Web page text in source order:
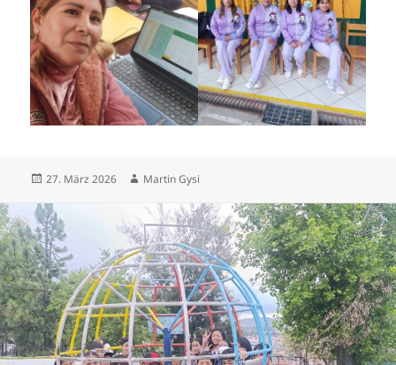
Posted
27. März 2026 Author
Martin Gysi